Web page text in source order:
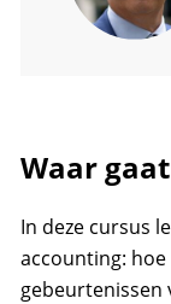
Waar
In deze cursus
accounting:
gebeurtenissen